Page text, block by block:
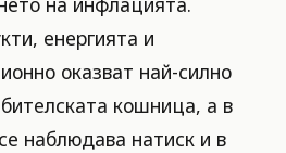
енергията и
оказват най-силно
кошница, а в
наблюдава натиск и в